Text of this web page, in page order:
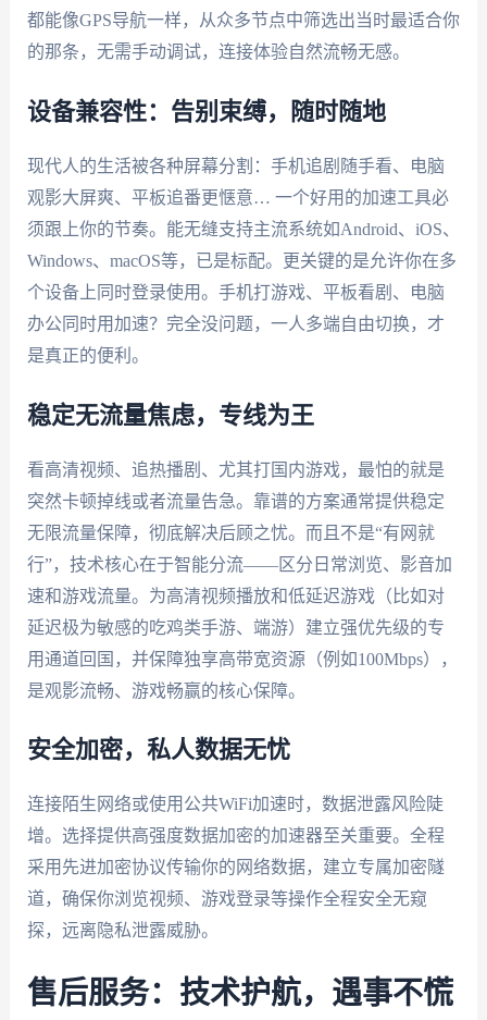
都能像GPS导航一样，从众多节点中筛选出当时最适合你
的那条，无需手动调试，连接体验自然流畅无感。
设备兼容性：告别束缚，随时随地
现代人的生活被各种屏幕分割：手机追剧随手看、电脑
观影大屏爽、平板追番更惬意… 一个好用的加速工具必
须跟上你的节奏。能无缝支持主流系统如Android、iOS、
Windows、macOS等，已是标配。更关键的是允许你在多
个设备上同时登录使用。手机打游戏、平板看剧、电脑
办公同时用加速？完全没问题，一人多端自由切换，才
是真正的便利。
稳定无流量焦虑，专线为王
看高清视频、追热播剧、尤其打国内游戏，最怕的就是
突然卡顿掉线或者流量告急。靠谱的方案通常提供稳定
无限流量保障，彻底解决后顾之忧。而且不是“有网就
行”，技术核心在于智能分流——区分日常浏览、影音加
速和游戏流量。为高清视频播放和低延迟游戏（比如对
延迟极为敏感的吃鸡类手游、端游）建立强优先级的专
用通道回国，并保障独享高带宽资源（例如100Mbps），
是观影流畅、游戏畅赢的核心保障。
安全加密，私人数据无忧
连接陌生网络或使用公共WiFi加速时，数据泄露风险陡
增。选择提供高强度数据加密的加速器至关重要。全程
采用先进加密协议传输你的网络数据，建立专属加密隧
道，确保你浏览视频、游戏登录等操作全程安全无窥
探，远离隐私泄露威胁。
售后服务：技术护航，遇事不慌